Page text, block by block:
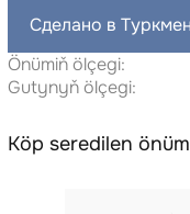
Сделано в
Önümiň ölçegi:
Gutynyň ölçegi:
Köp seredilen